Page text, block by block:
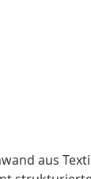
aus